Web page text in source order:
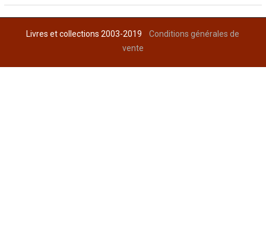
Livres et collections 2003-2019Conditions générales de
vente